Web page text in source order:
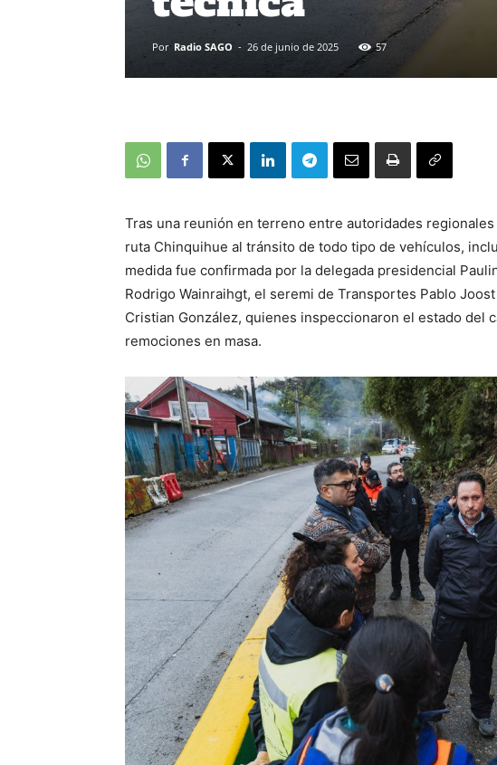
Por Radio SAGO - 26 de junio de 2025 57
Tras una reunión en terreno entre autoridades
ruta Chinquihue al tránsito de todo tipo de vehículos,
medida fue confirmada por la delegada presidencial
Rodrigo Wainraihgt, el seremi de Transportes Pablo
Cristian González, quienes inspeccionaron el estado del
remociones en masa.